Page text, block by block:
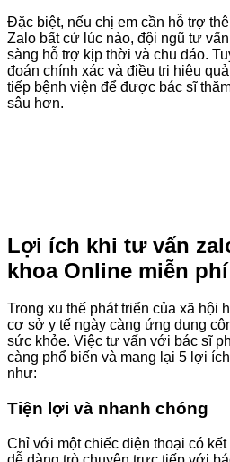
Đặc biệt, nếu chị em cần hỗ trợ
Zalo bất cứ lúc nào, đội ngũ tư
sàng hỗ trợ kịp thời và chu đáo.
đoán chính xác và điều trị hiệu
tiếp bệnh viện để được bác sĩ
sâu hơn.
Lợi ích khi tư vấn
khoa Online miễn phí
Trong xu thế phát triển của xã hội
cơ sở y tế ngày càng ứng dụng
sức khỏe. Việc tư vấn với bác sĩ
càng phổ biến và mang lại 5 lợi
như:
Tiện lợi và nhanh chóng
Chỉ với một chiếc điện thoại có